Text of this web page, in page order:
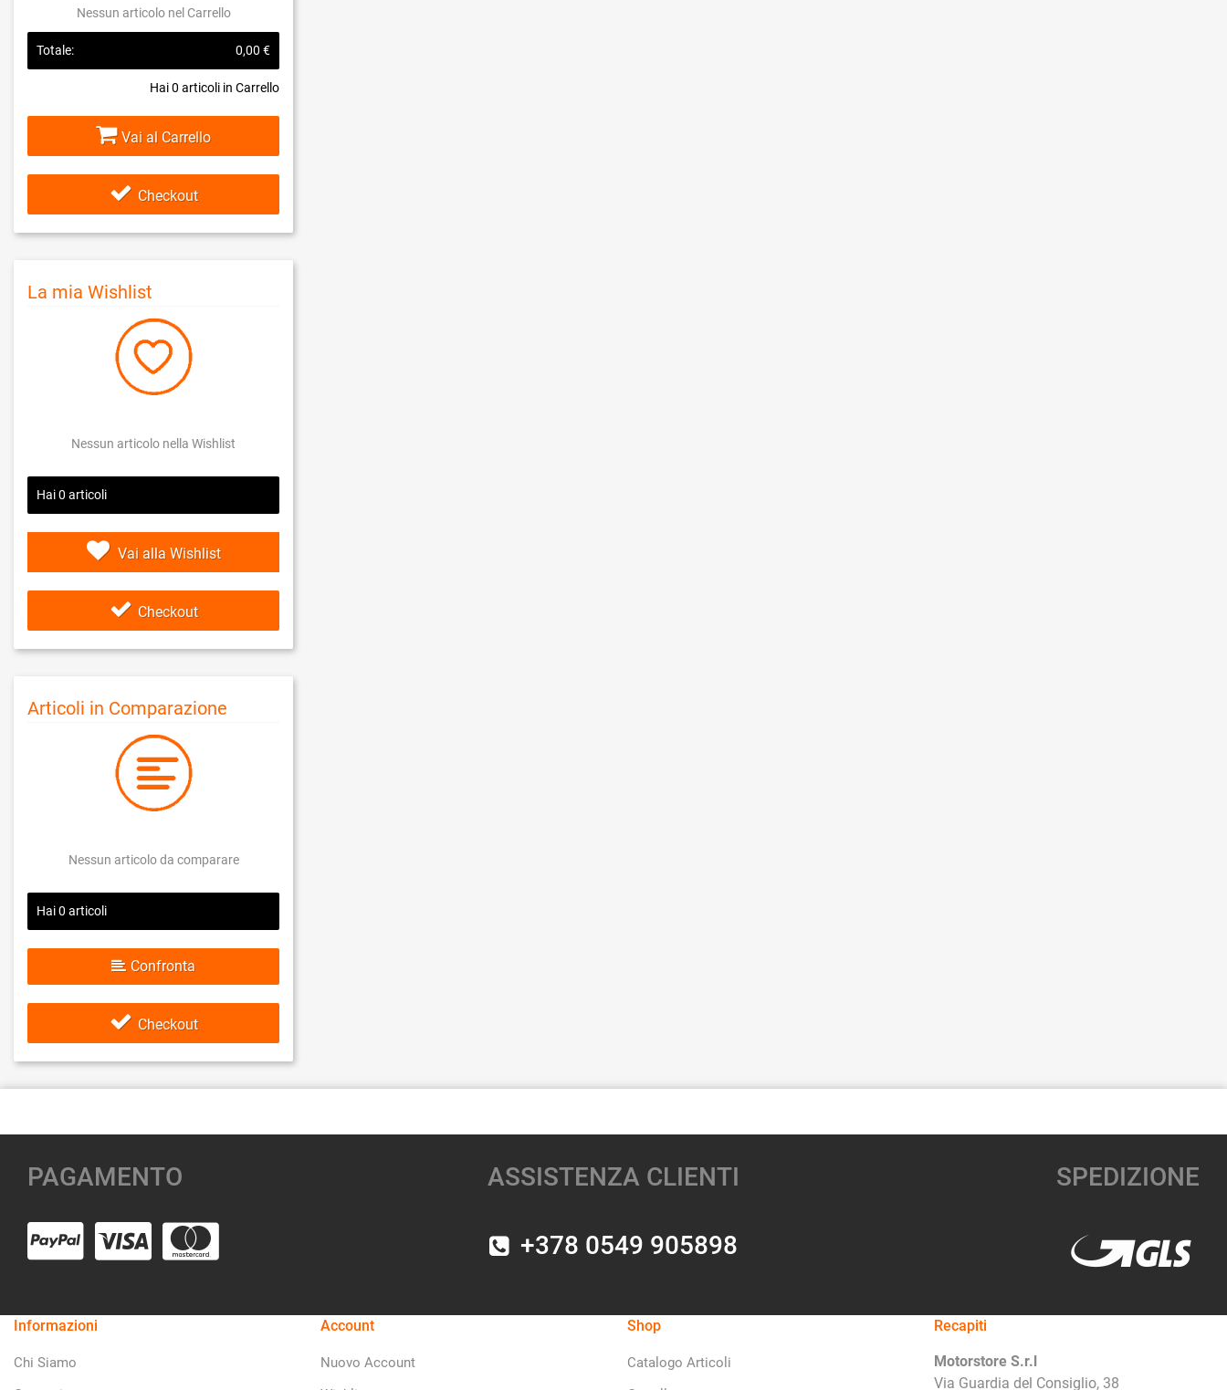
Nessun articolo nel Carrello
Hai0 articoli in Carrello
Totale: 0,00 €
Vai al Carrello
Checkout
La mia Wishlist
Nessun articolo nella Wishlist
Hai0 articoli
Vai alla Wishlist
Checkout
Articoli in Comparazione
Nessun articolo da comparare
Hai0 articoli
Confronta
Checkout
PAGAMENTO ASSISTENZA CLIENTI
+378 0549 905898
SPEDIZIONE
Informazioni
Chi Siamo
Account
Nuovo Account
Shop
Catalogo Articoli
Recapiti
Motorstore S.r.l
Via Guardia del Consiglio, 38